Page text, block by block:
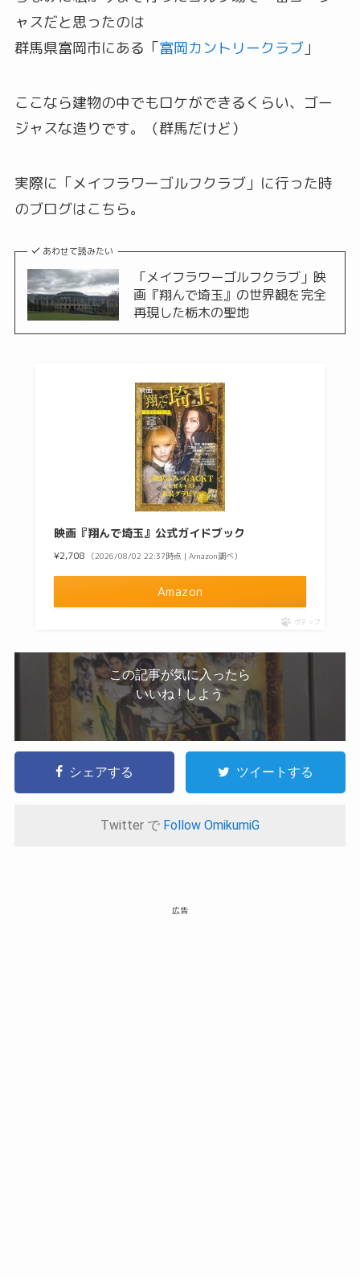
ャスだと思ったのは
群馬県富岡市にある「富岡カントリークラブ」
ここなら建物の中でもロケができるくらい、ゴー
ジャスな造りです。（群馬だけど）
実際に「メイフラワーゴルフクラブ」に行った時
のブログはこちら。
あわせて読みたい
「メイフラワーゴルフクラブ」映
画『翔んで埼玉』の世界観を完全
再現した栃木の聖地
映画『翔んで埼玉』公式ガイドブック
¥2,708 （2026/08/02 22:37時点 | Amazon調べ）
Amazon
ポチップ
この記事が気に入ったら
いいね ! しよう
シェアする ツイートする
Twitter で Follow OmikumiG
広告